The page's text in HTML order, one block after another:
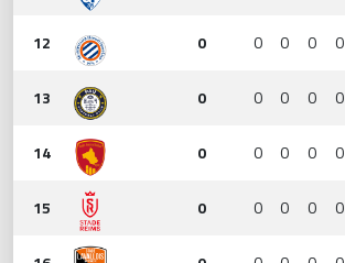
12 0 0 0 0 0
13 0 0 0 0 0
14 0 0 0 0 0
15 0 0 0 0 0